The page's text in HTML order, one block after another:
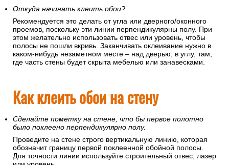
Клей наносится и на поверхность стены, и на само
полотнище. Перед поклейкой расстелите обои на полу.
Обои на бумажной основе тщательно смажьте клеем и
сложите пополам для пропитки. Спустя некоторое время
(точная цифра указана в инструкции) их можно клеить.
Откуда начинать клеить обои?
этом желательно использовать отвес или уровень, чтобы
полосы не пошли вкривь. Заканчивать оклеивание нужно в
где часть стены будет скрыта мебелью или занавесками.
Как клеить обои на стену